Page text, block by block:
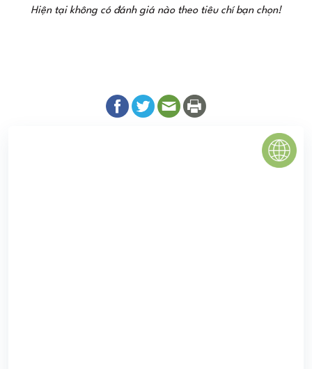
Hiện tại không có đánh giá nào theo tiêu chí bạn chọn!